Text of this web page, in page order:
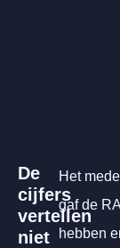
De
cijfers
vertellen
niet
Het
gaf de
hebben